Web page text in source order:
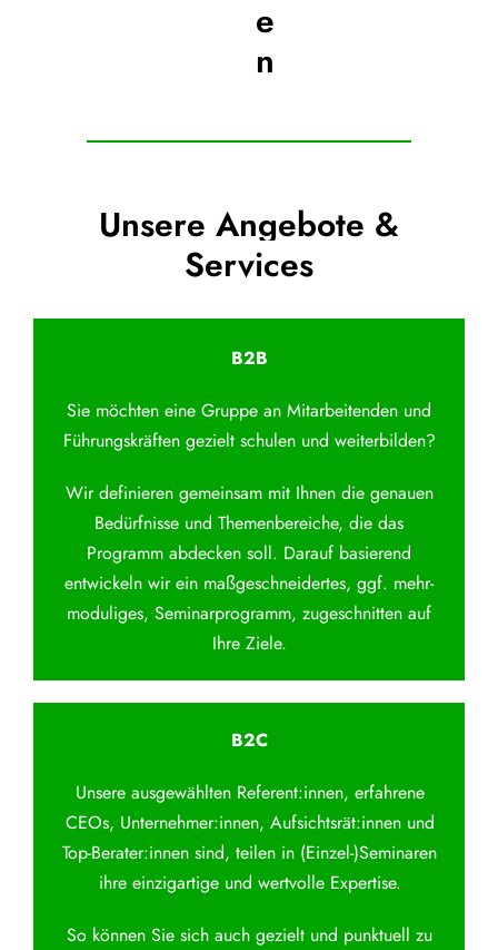
e
n
Unsere Angebote &
Services
B2B
Sie möchten eine Gruppe an Mitarbeitenden und
Führungskräften gezielt schulen und weiterbilden?
Wir definieren gemeinsam mit Ihnen die genauen
Bedürfnisse und Themenbereiche, die das
Programm abdecken soll. Darauf basierend
entwickeln wir ein maßgeschneidertes, ggf. mehr-
moduliges, Seminarprogramm, zugeschnitten auf
Ihre Ziele.
B2C
Unsere ausgewählten Referent:innen, erfahrene
CEOs, Unternehmer:innen, Aufsichtsrät:innen und
Top-Berater:innen sind, teilen in (Einzel-)Seminaren
ihre einzigartige und wertvolle Expertise.
So können Sie sich auch gezielt und punktuell zu